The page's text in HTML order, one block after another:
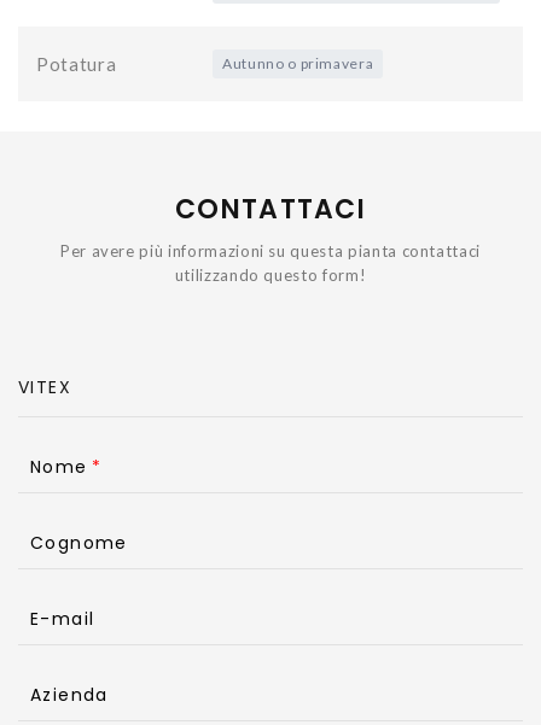
Potatura Autunno o primavera
CONTATTACI
Per avere più informazioni su questa pianta contattaci
utilizzando questo form!
Nome
Cognome
E-mail
Azienda